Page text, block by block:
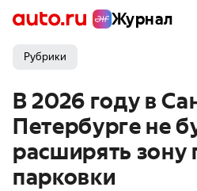
Журнал
Рубрики
В 2026 году в
Петербурге не
расширять зону
парковки